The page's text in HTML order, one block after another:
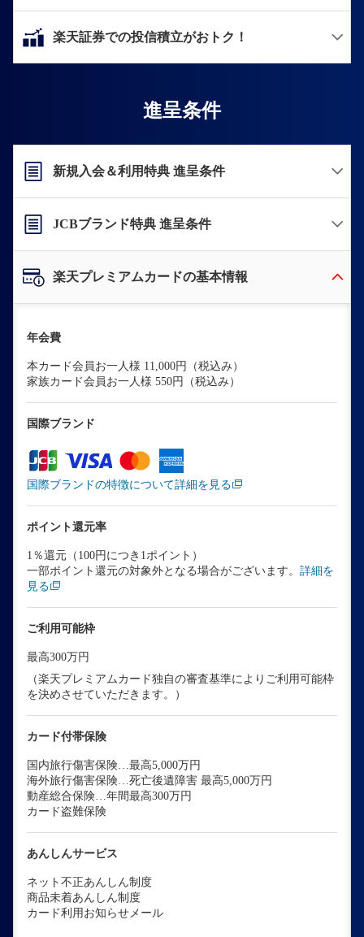
楽天証券での投信積立がおトク！
進呈条件
新規入会＆利用特典 進呈条件
JCBブランド特典 進呈条件
楽天プレミアムカードの基本情報
年会費
本カード会員お一人様 11,000円（税込み）
家族カード会員お一人様 550円（税込み）
国際ブランド
国際ブランドの特徴について詳細を見る
ポイント還元率
1％還元（100円につき1ポイント）
一部ポイント還元の対象外となる場合がございます。 詳細を
見る
ご利用可能枠
最高300万円
（楽天プレミアムカード独自の審査基準によりご利用可能枠
を決めさせていただきます。）
カード付帯保険
国内旅行傷害保険…最高5,000万円
海外旅行傷害保険…死亡後遺障害 最高5,000万円
動産総合保険…年間最高300万円
カード盗難保険
あんしんサービス
ネット不正あんしん制度
商品未着あんしん制度
カード利用お知らせメール